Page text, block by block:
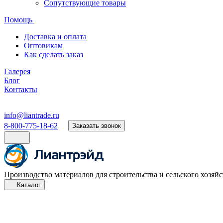
Сопутствующие товары
Помощь
Доставка и оплата
Оптовикам
Как сделать заказ
Галерея
Блог
Контакты
info@liantrade.ru
8-800-775-18-62
Заказать звонок
Производство материалов для строительства и сельского
Каталог